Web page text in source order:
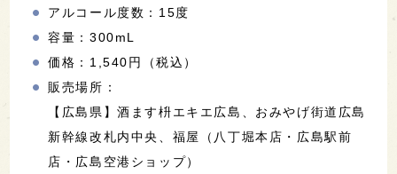
アルコール度数：15度
容量：300mL
価格：1,540円（税込）
販売場所：
【広島県】酒ます枡エキエ広島、おみやげ街道広島
新幹線改札内中央、福屋（八丁堀本店・広島駅前
店・広島空港ショップ）